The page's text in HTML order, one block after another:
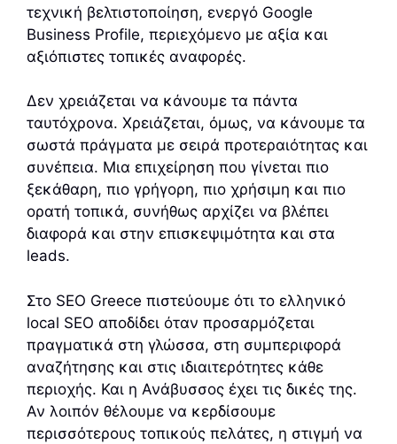
τεχνική βελτιστοποίηση, ενεργό Google
Business Profile, περιεχόμενο με αξία και
αξιόπιστες τοπικές αναφορές.
Δεν χρειάζεται να κάνουμε τα πάντα
ταυτόχρονα. Χρειάζεται, όμως, να κάνουμε τα
σωστά πράγματα με σειρά προτεραιότητας και
συνέπεια. Μια επιχείρηση που γίνεται πιο
ξεκάθαρη, πιο γρήγορη, πιο χρήσιμη και πιο
ορατή τοπικά, συνήθως αρχίζει να βλέπει
διαφορά και στην επισκεψιμότητα και στα
leads.
Στο SEO Greece πιστεύουμε ότι το ελληνικό
local SEO αποδίδει όταν προσαρμόζεται
πραγματικά στη γλώσσα, στη συμπεριφορά
αναζήτησης και στις ιδιαιτερότητες κάθε
περιοχής. Και η Ανάβυσσος έχει τις δικές της.
Αν λοιπόν θέλουμε να κερδίσουμε
περισσότερους τοπικούς πελάτες, η στιγμή να